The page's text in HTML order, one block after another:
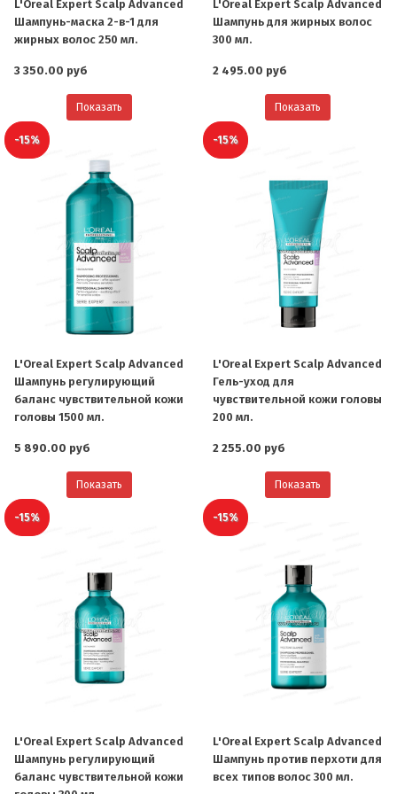
L'Oreal Expert Scalp Advanced
Шампунь-маска 2-в-1 для
жирных волос 250 мл.
3 350.00 руб
Показать
L'Oreal Expert Scalp Advanced
Шампунь для жирных волос
300 мл.
2 495.00 руб
Показать
-15%
L'Oreal Expert Scalp Advanced
Шампунь регулирующий
баланс чувствительной кожи
головы 1500 мл.
5 890.00 руб
Показать
-15%
L'Oreal Expert Scalp Advanced
Гель-уход для
чувствительной кожи головы
200 мл.
2 255.00 руб
Показать
-15%
L'Oreal Expert Scalp Advanced
Шампунь регулирующий
баланс чувствительной кожи
-15%
L'Oreal Expert Scalp Advanced
Шампунь против перхоти для
всех типов волос 300 мл.
О компании
Контактная информация
Доставка